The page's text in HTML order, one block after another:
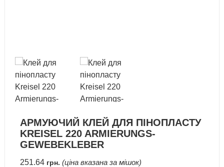
АРМУЮЧИЙ КЛЕЙ ДЛЯ ПІНОПЛАСТУ
KREISEL 220 ARMIERUNGS-
GEWEBEKLEBER
251.64 грн. (ціна вказана за мішок)